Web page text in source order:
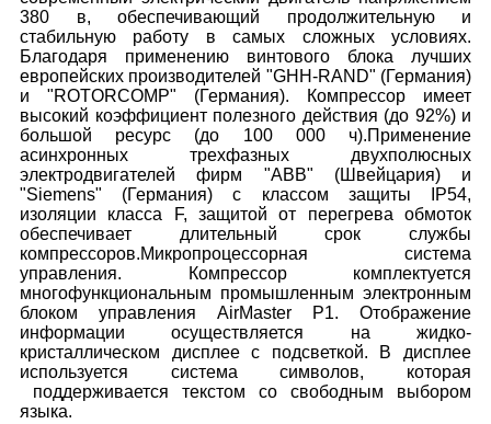
380 в, обеспечивающий продолжительную и
стабильную работу в самых сложных условиях.
Благодаря применению винтового блока лучших
европейских производителей "GHH-RAND" (Германия)
и "ROTORCOMP" (Германия). Компрессор имеет
высокий коэффициент полезного действия (до 92%) и
большой ресурс (до 100 000 ч).Применение
асинхронных трехфазных двухполюсных
электродвигателей фирм "ABB" (Швейцария) и
"Siemens" (Германия) с классом защиты IP54,
изоляции класса F, защитой от перегрева обмоток
обеспечивает длительный срок службы
компрессоров.Микропроцессорная система
управления. Компрессор комплектуется
многофункциональным промышленным электронным
блоком управления AirMaster P1. Отображение
информации осуществляется на жидко-
кристаллическом дисплее с подсветкой. В дисплее
используется система символов, которая
поддерживается текстом со свободным выбором
языка.